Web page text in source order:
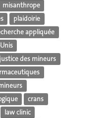
misanthrope
plaidoirie
appliquée
justice des mineurs
crans
law clinic